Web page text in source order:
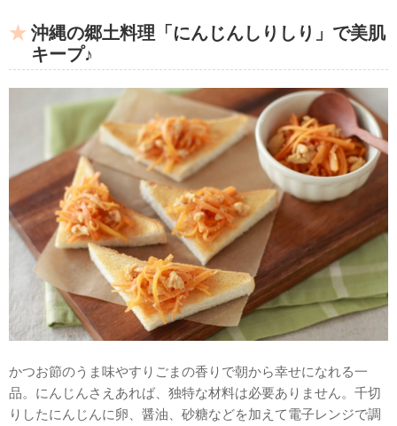
沖縄の郷土料理「にんじんしりしり」で美肌
キープ♪
かつお節のうま味やすりごまの香りで朝から幸せになれる一
品。にんじんさえあれば、独特な材料は必要ありません。千切
りしたにんじんに卵、醤油、砂糖などを加えて電子レンジで調